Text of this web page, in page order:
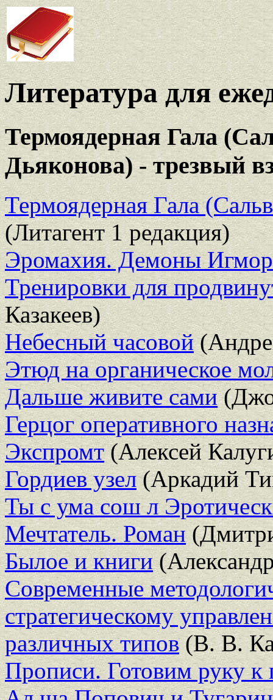
Литература для
Термоядерная Гала
Дьяконова) - трезвый
Термоядерная Гала
(Литагент 1 редакция)
Эромахия. Демоны
Тренировки для
Казакеев)
Небесный часовой
Этюд на органическое
Дальше живите сами
Герцог оперативного
Экспромт(Алексей
Гордиев узел(Аркадий
Ты с ума сош л
Мечтатель. Роман
Былое и книги
Современные
стратегическому
различных типов(В. В.
Прописи. Готовим руку к